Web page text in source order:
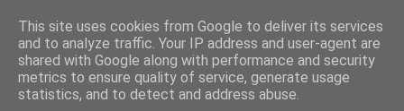
This site uses cookies from Google to deliver its services
and to analyze traffic. Your IP address and user-agent are
shared with Google along with performance and security
metrics to ensure quality of service, generate usage
statistics, and to detect and address abuse.